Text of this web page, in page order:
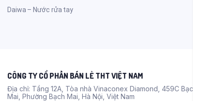
Daiwa – Nước rửa tay
CÔNG TY CỔ PHẦN BÁN LẺ THT VIỆT NAM
Địa chỉ: Tầng 12A, Tòa nhà Vinaconex Diamond, 459C Bạch
Mai, Phường Bạch Mai, Hà Nội, Việt Nam